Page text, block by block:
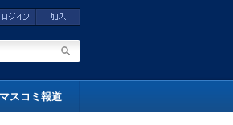
マスコミ報道